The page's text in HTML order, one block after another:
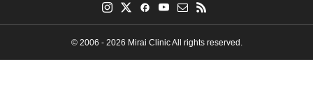
© 2006 - 2026 Mirai Clinic All rights reserved.